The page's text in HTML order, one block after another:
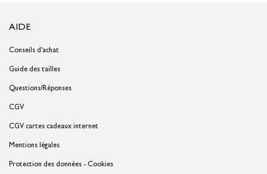
AIDE
Conseils d'achat
Guide des tailles
Questions/Réponses
CGV
CGV cartes cadeaux internet
Mentions légales
Protection des données - Cookies